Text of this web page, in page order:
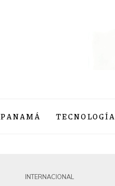
PANAMÁ TECNOLOGÍA
INTERNACIONAL